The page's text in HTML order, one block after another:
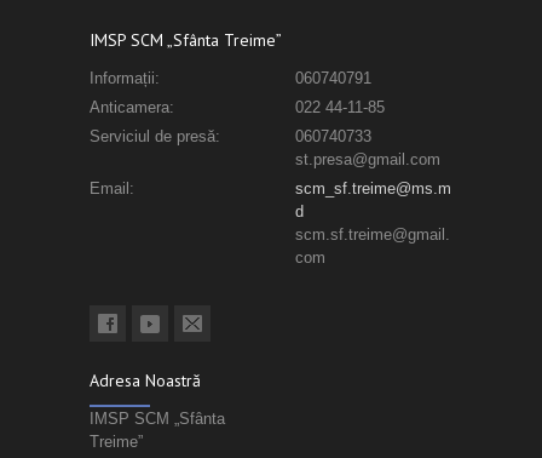
IMSP SCM „Sfânta Treime”
Informații:
060740791
Anticamera:
022 44-11-85
Serviciul de presă:
060740733
st.presa@gmail.com
Email:
scm_sf.treime@ms.m
d
scm.sf.treime@gmail.
com
Adresa Noastră
IMSP SCM „Sfânta
Treime”